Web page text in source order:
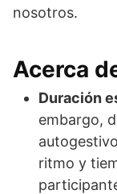
nosotros.
Acerca
Duración
embargo,
ritmo y